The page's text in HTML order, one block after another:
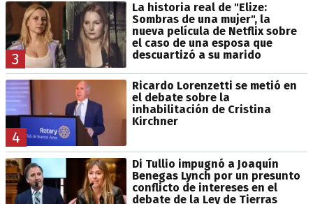
3
La historia real de "Elize:
Sombras de una mujer", la
nueva película de Netflix sobre
el caso de una esposa que
descuartizó a su marido
4
Ricardo Lorenzetti se metió en
el debate sobre la
inhabilitación de Cristina
Kirchner
Di Tullio impugnó a Joaquín
Benegas Lynch por un presunto
conflicto de intereses en el
debate de la Ley de Tierras